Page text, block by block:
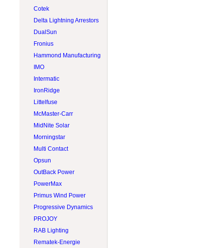
Tigo
Trojan
Victron Energy
Volthium
Zephyr Industries
Plomb acide 12V
Plomb acide 2V
Plomb acide 4V
Plomb acide 6V
Plomb acide 8V
Rematek-Energie
S-5
Solartech
Tamarack Solar
Pieu vissé
Rail
Suiveur solaire
Système
Toît plat
VR & Marin
Cotek
Delta Lightning Arrestors
DualSun
Fronius
Hammond Manufacturing
IMO
Intermatic
IronRidge
Littelfuse
McMaster-Carr
MidNite Solar
Morningstar
Multi Contact
Opsun
OutBack Power
PowerMax
Primus Wind Power
Progressive Dynamics
PROJOY
RAB Lighting
Rematek-Energie